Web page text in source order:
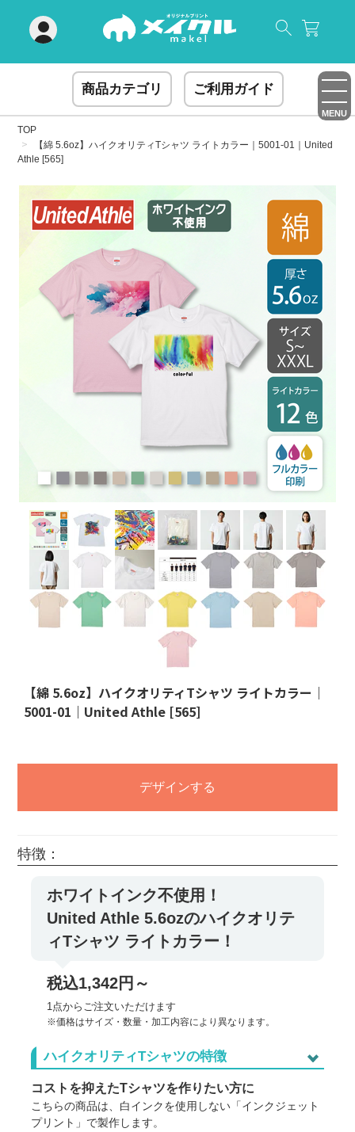
商品カテゴリ ご利用ガイド
MENU
TOP
【綿 5.6oz】ハイクオリティTシャツ ライトカラー｜5001-01｜United
Athle [565]
【綿 5.6oz】ハイクオリティTシャツ ライトカラー｜
5001-01｜United Athle [565]
デザインする
特徴：
ホワイトインク不使用！
United Athle 5.6ozのハイクオリテ
ィTシャツ ライトカラー！
税込1,342円～
1点からご注文いただけます
※価格はサイズ・数量・加工内容により異なります。
ハイクオリティTシャツの特徴
コストを抑えたTシャツを作りたい方に
こちらの商品は、白インクを使用しない「インクジェット
プリント」で製作します。